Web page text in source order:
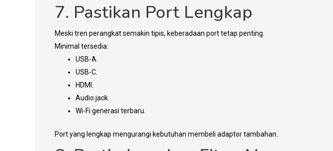
7. Pastikan Port Lengkap
Meski tren perangkat semakin tipis, keberadaan port tetap penting.
Minimal tersedia:
USB-A.
USB-C.
HDMI.
Audio jack.
Wi-Fi generasi terbaru.
Port yang lengkap mengurangi kebutuhan membeli adaptor tambahan.